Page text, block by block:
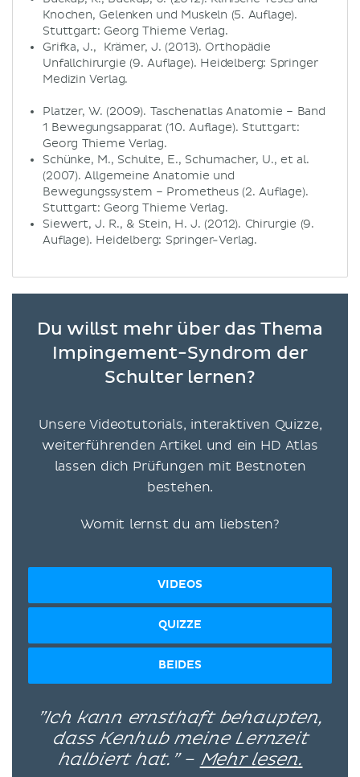
Knochen, Gelenken und Muskeln (5. Auflage).
Stuttgart: Georg Thieme Verlag.
Grifka, J., Krämer, J. (2013). Orthopädie
Unfallchirurgie (9. Auflage). Heidelberg: Springer
Medizin Verlag.
Platzer, W. (2009). Taschenatlas Anatomie – Band
1 Bewegungsapparat (10. Auflage). Stuttgart:
Georg Thieme Verlag.
Schünke, M., Schulte, E., Schumacher, U., et al.
(2007). Allgemeine Anatomie und
Bewegungssystem – Prometheus (2. Auflage).
Stuttgart: Georg Thieme Verlag.
Siewert, J. R., & Stein, H. J. (2012). Chirurgie (9.
Auflage). Heidelberg: Springer-Verlag.
Du willst mehr über das Thema
Impingement-Syndrom der
Schulter lernen?
Unsere Videotutorials, interaktiven Quizze,
weiterführenden Artikel und ein HD Atlas
lassen dich Prüfungen mit Bestnoten
bestehen.
Womit lernst du am liebsten?
VIDEOS
QUIZZE
BEIDES
”Ich kann ernsthaft behaupten,
dass Kenhub meine Lernzeit
halbiert hat.” – Mehr lesen.